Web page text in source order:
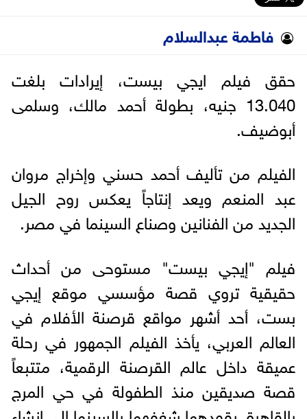
فاطمة عبدالسلام
حقق فيلم ايجي بيست، إيرادات بلغت
13.040 جنيه، بطولة أحمد مالك، وسلمى
أبوضيف.
الفيلم من تأليف أحمد حسني وإخراج مروان
عبد المنعم ويعد إنتاجاً يعكس روح الجيل
الجديد من الفنانين وصناع السينما في مصر.
فيلم "إيجي بيست" مستوحى من أحداث
حقيقية تروي قصة مؤسسي موقع إيجي
بست، أحد أشهر مواقع قرصنة الأفلام في
العالم العربي، يأخذ الفيلم الجمهور في رحلة
عميقة داخل عالم القرصنة الرقمية، متتبعاً
قصة صديقين منذ الطفولة في حي المرج